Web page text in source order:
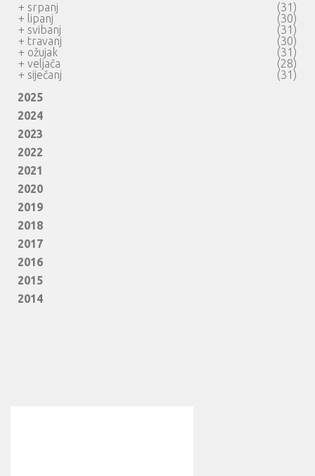
+ srpanj
(31)
+ lipanj
(30)
+ svibanj
(31)
+ travanj
(30)
+ ožujak
(31)
+ veljača
(28)
+ siječanj
(31)
2025
2024
2023
2022
2021
2020
2019
2018
2017
2016
2015
2014